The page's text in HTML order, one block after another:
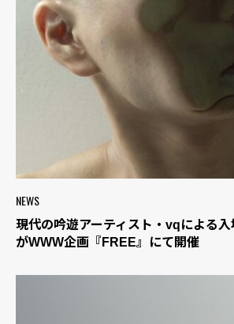
NEWS
現代の吟遊アーティスト・vqによる
がWWW企画『FREE』にて開催